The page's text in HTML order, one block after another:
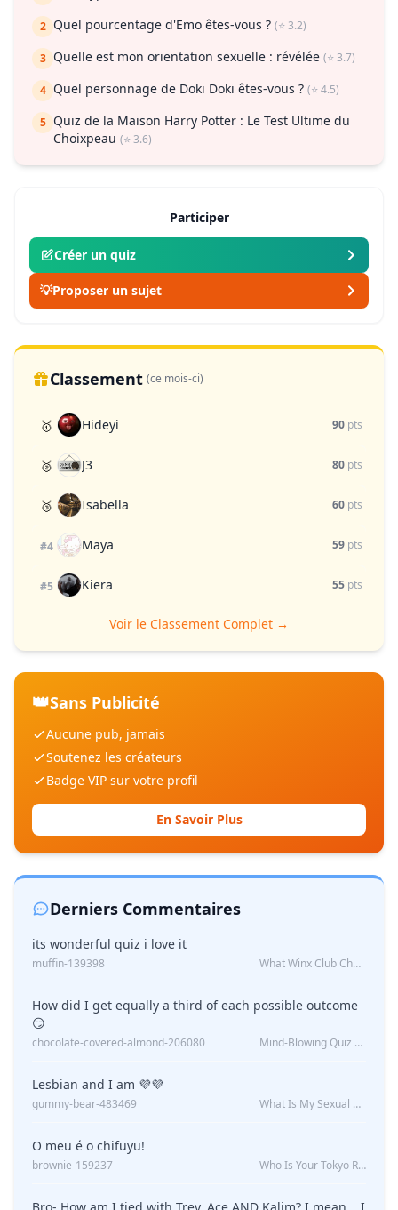
2 Quel pourcentage d'Emo êtes-vous ? (⭐ 3.2)
3 Quelle est mon orientation sexuelle : révélée (⭐ 3.7)
4 Quel personnage de Doki Doki êtes-vous ? (⭐ 4.5)
5 Quiz de la Maison Harry Potter : Le Test Ultime du
Choixpeau (⭐ 3.6)
Participer
Créer un quiz
💡Proposer un sujet
Classement (ce mois-ci)
🥇 Hideyi 90 pts
🥈 J3 80 pts
🥉 Isabella 60 pts
#4 Maya 59 pts
#5 Kiera 55 pts
Voir le Classement Complet →
👑Sans Publicité
Aucune pub, jamais
Soutenez les créateurs
Badge VIP sur votre profil
En Savoir Plus
Derniers Commentaires
its wonderful quiz i love it
muffin-139398 What Winx Club Character Are You?
How did I get equally a third of each possible outcome
😏
chocolate-covered-almond-206080 Mind-Blowing Quiz Reveals: Will I Be Alone Forever?
Lesbian and I am 💜💜
gummy-bear-483469 What Is My Sexual Orientation: Uncovered
O meu é o chifuyu!
brownie-159237 Who Is Your Tokyo Revengers Boyfriend?
Bro- How am I tied with Trey, Ace AND Kalim? I mean....I